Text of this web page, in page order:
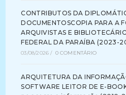
CONTRIBUTOS DA
DOCUMENTOSCOPIA PARA A
ARQUIVISTAS E
FEDERAL DA PARAÍBA (2023-
03/08/2026 / 0 COMENTÁRIO
ARQUITETURA DA
SOFTWARE LEITOR DE E-